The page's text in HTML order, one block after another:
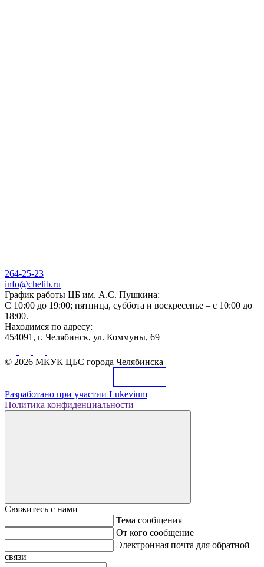
264-25-23
info@chelib.ru
График работы ЦБ им. А.С. Пушкина:
С 10:00 до 19:00; пятница, суббота и воскресенье – с 10:00 до
18:00.
Находимся по адресу:
454091, г. Челябинск, ул. Коммуны, 69
© 2026 МКУК ЦБС города Челябинска
Разработано при участии Lukevium
Политика конфиденциальности
Свяжитесь с нами
Тема сообщения
От кого сообщение
Электронная почта для обратной
связи